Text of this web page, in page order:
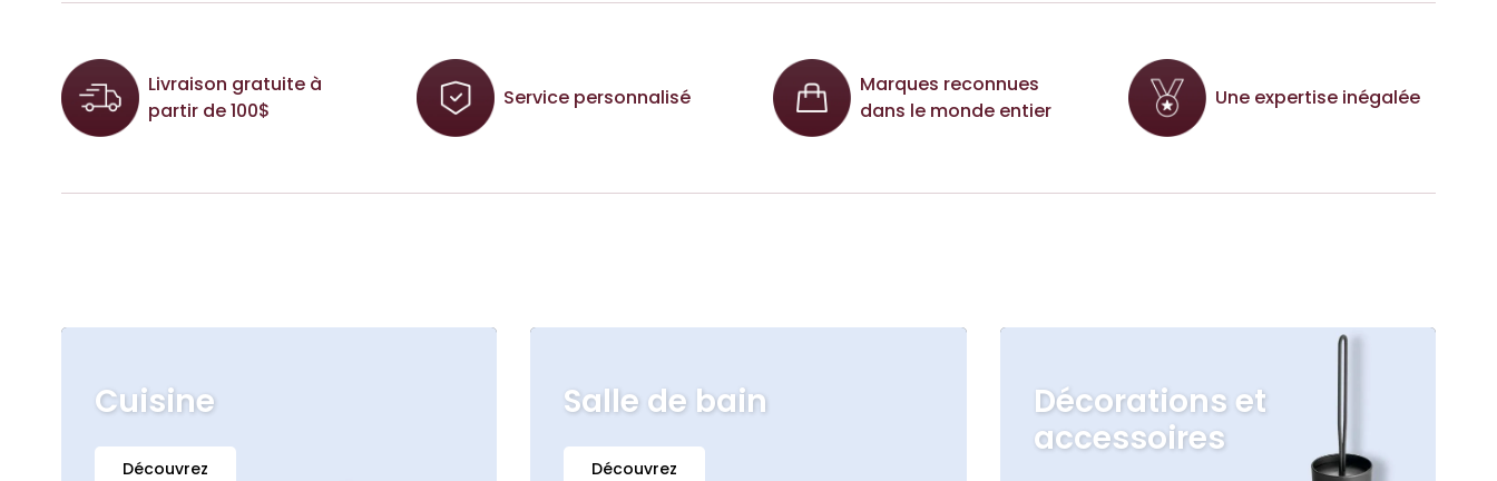
Livraison gratuite à
partir de 100$
Service personnalisé
Marques reconnues
dans le monde entier
Une expertise inégalée
Cuisine
Découvrez
Salle de bain
Découvrez
Décorations et
accessoires